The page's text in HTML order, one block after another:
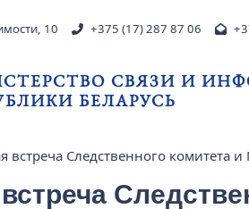
10 +375 (17) 287 87 06
СВЯЗИ И
БЕЛАРУСЬ
встреча Следственного комитета